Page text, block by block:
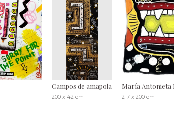
Campos de amapola
200 x 42 cm
María Antonieta
217 x 200 cm